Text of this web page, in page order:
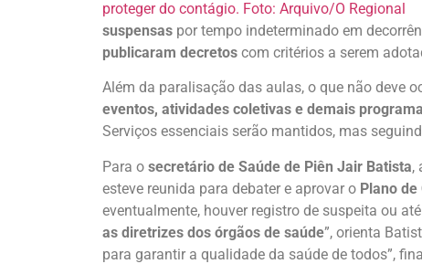
suspensas por tempo indeterminado em
publicaram decretos com critérios a serem
Além da paralisação das aulas, o que não deve
eventos, atividades coletivas e demais
Serviços essenciais serão mantidos, mas
Para o secretário de Saúde de Piên Jair Batista,
esteve reunida para debater e aprovar o Plano de
eventualmente, houver registro de suspeita ou
as diretrizes dos órgãos de saúde”, orienta
para garantir a qualidade da saúde de todos”,